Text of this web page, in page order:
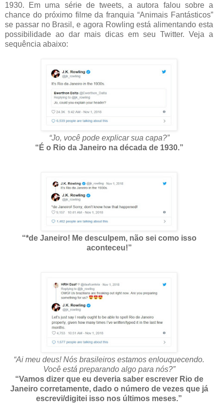
1930. Em uma série de tweets, a autora falou sobre a
chance do próximo filme da franquia “Animais Fantásticos”
se passar no Brasil, e agora Rowling está alimentando esta
possibilidade ao dar mais dicas em seu Twitter. Veja a
sequência abaixo:
“Jo, você pode explicar sua capa?”
“É o Rio da Janeiro na década de 1930.”
“*de Janeiro! Me desculpem, não sei como isso
aconteceu!”
“Ai meu deus! Nós brasileiros estamos enlouquecendo.
Você está preparando algo para nós?”
“Vamos dizer que eu deveria saber escrever Rio de
Janeiro corretamente, dado o número de vezes que já
escrevi/digitei isso nos últimos meses.”